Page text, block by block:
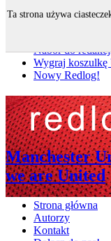
Nabór do
Wygraj koszulkę
Nowy Redlog!
Manchester
we are United
Strona główna
Autorzy
Kontakt
Ta strona używa